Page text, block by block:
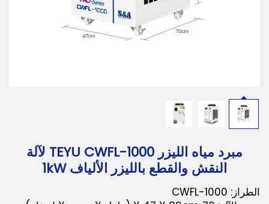
مبرد مياه الليزر TEYU CWFL-1000 لآلة
النقش والقطع بالليزر الألياف 1kW
الطراز: CWFL-1000